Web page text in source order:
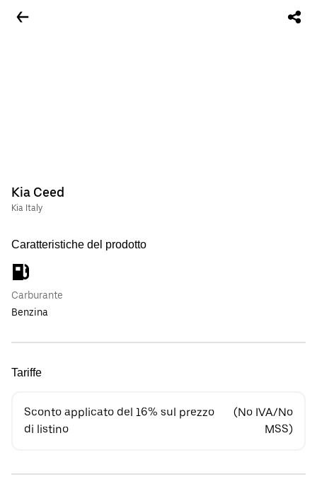
Kia Ceed
Kia Italy
Caratteristiche del prodotto
Carburante
Benzina
Tariffe
Sconto applicato del 16% sul prezzo
di listino
(No IVA/No
MSS)